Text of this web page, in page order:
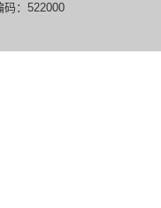
码：522000